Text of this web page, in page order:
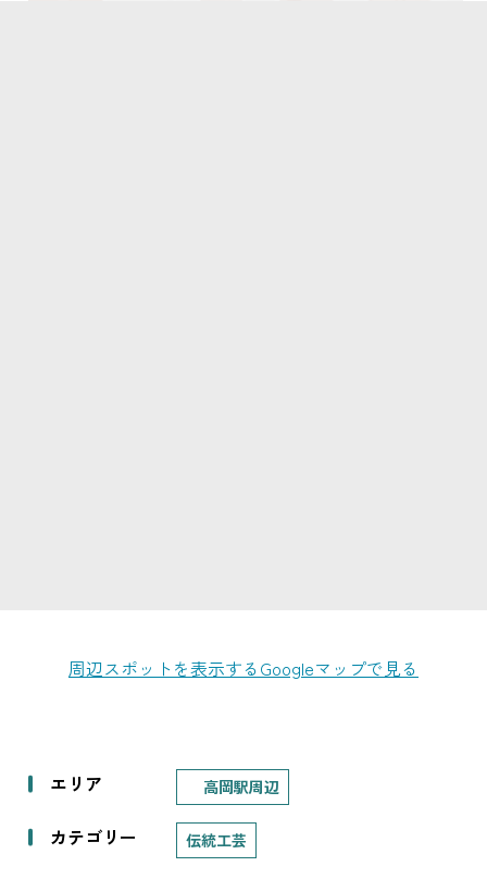
エリア 高岡駅周辺
カテゴリー 伝統工芸
周辺スポットを表示するGoogleマップで見る